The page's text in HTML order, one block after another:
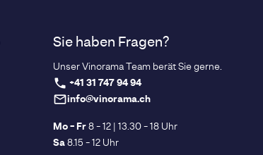
Sie haben Fragen?
Unser Vinorama Team berät Sie gerne.
phone +41 31 747 94 94
mail_outlineinfo@vinorama.ch
Mo - Fr8 - 12 | 13.30 - 18 Uhr
Sa8.15 - 12 Uhr